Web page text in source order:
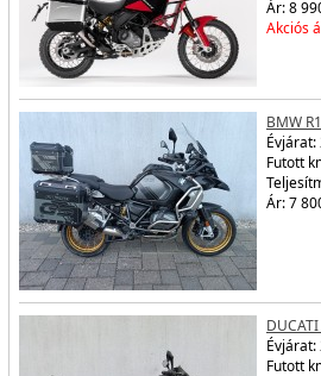
Ár: 8
Akciós
BMW
Évjárat:
Futott
Ár: 7
Évjárat:
Futott